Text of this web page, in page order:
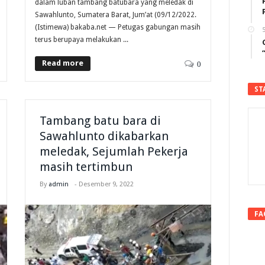
dalam luban tambang batubara yang meledak di
Sawahlunto, Sumatera Barat, Jum’at (09/12/2022.
(Istimewa) bakaba.net — Petugas gabungan masih
terus berupaya melakukan ...
Read more 0
Tambang batu bara di
Sawahlunto dikabarkan
meledak, Sejumlah Pekerja
masih tertimbun
By admin - Desember 9, 2022